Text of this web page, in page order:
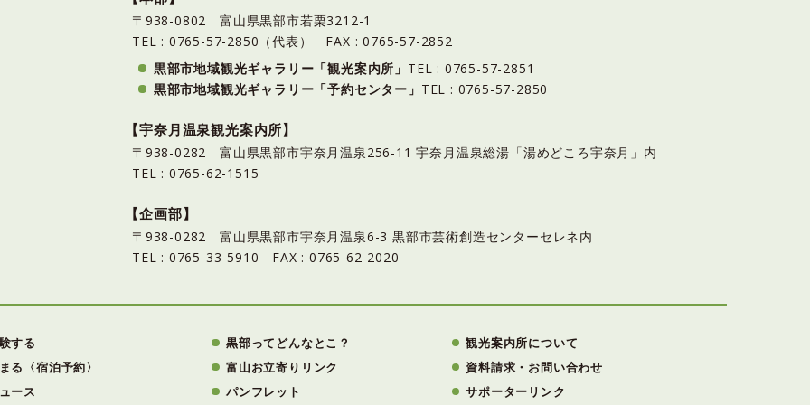
〒938-0802 富山県黒部市若栗3212-1
TEL : 0765-57-2850（代表） FAX : 0765-57-2852
黒部市地域観光ギャラリー「観光案内所」 TEL : 0765-57-2851
黒部市地域観光ギャラリー「予約センター」 TEL : 0765-57-2850
【宇奈月温泉観光案内所】
〒938-0282 富山県黒部市宇奈月温泉256-11 宇奈月温泉総湯「湯めどころ宇奈月」内
TEL : 0765-62-1515
【企画部】
〒938-0282 富山県黒部市宇奈月温泉6-3 黒部市芸術創造センターセレネ内
TEL : 0765-33-5910 FAX : 0765-62-2020
する
る〈宿泊予約〉
ース
黒部ってどんなとこ？
富山お立寄りリンク
パンフレット
観光案内所について
資料請求・お問い合わせ
サポーターリンク